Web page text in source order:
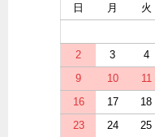
日 月 火
2
3 4
9
10 11
16
17 18
23
24 25